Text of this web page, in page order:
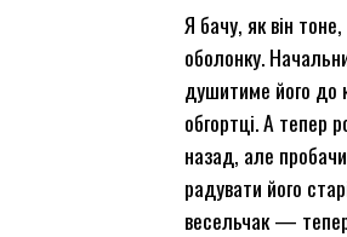
Я бачу, як він
оболонку.
душитиме його до
обгортці. А тепер
назад, але
радувати його
весельчак —